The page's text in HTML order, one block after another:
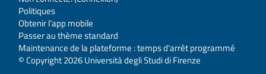
Politiques
Obtenir l’app mobile
Passer au thème standard
Maintenance de la plateforme : temps d'arrêt programmé
© Copyright 2026 Università degli Studi di Firenze